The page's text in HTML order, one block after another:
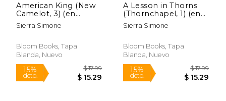
dcto. dcto.
American King (New
Camelot, 3) (en
Inglés)
Sierra Simone
Bloom Books, Tapa
Blanda, Nuevo
A Lesson in Thorns
(Thornchapel, 1) (en
Inglés)
Sierra Simone
Bloom Books, Tapa
Blanda, Nuevo